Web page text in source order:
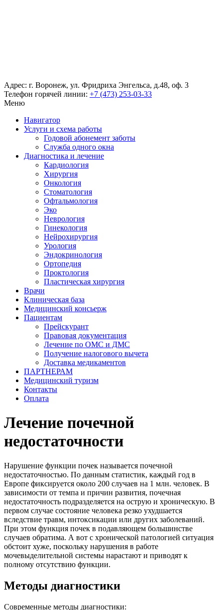
Адрес: г. Воронеж, ул. Фридриха Энгельса, д.48, оф. 3
Телефон горячей линии: +7 (473) 253-03-33
Меню
Навигатор
Услуги и схема работы
Годовой абонемент заботы
Служба одного окна
Диагностика и лечение
Кардиология
Хирургия
Онкология
Стоматология
Офтальмология
Эко
Неврология
Гинекология
Нейрохирургия
Урология
Эндокринология
Ортопедия
Проктология
Пластическая хирургия
Врачи
Клиническая база
Медицинский консьерж
Пациентам
Прейскурант
Правовая документация
Лечение по ОМС и ДМС
Получение налогового вычета
Доставка медикаментов
ПАРТНЕРАМ
Медицинский туризм
Контакты
Оплата
Лечение почечной
недостаточности
Нарушение функции почек называется почечной
недостаточностью. По данным статистик, каждый год в
Европе фиксируется около 200 случаев на 1 млн. человек. В
зависимости от темпа и причин развития, почечная
недостаточность подразделяется на острую и хроническую. В
первом случае состояние человека резко ухудшается
вследствие травм, интоксикации или других заболеваний.
При этом функция почек в подавляющем большинстве
случаев обратима. А вот с хронической патологией ситуация
обстоит хуже, поскольку нарушения в работе
мочевыделительной системы нарастают и приводят к
полному отсутствию функции.
Методы диагностики
Современные методы диагностики: